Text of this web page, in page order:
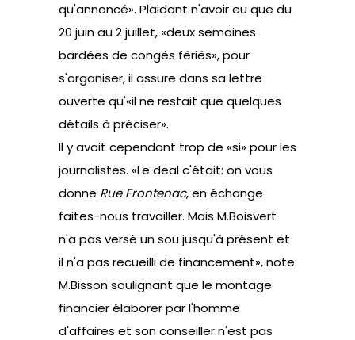
qu'annoncé». Plaidant n'avoir eu que du
20 juin au 2 juillet, «deux semaines
bardées de congés fériés», pour
s'organiser, il assure dans sa lettre
ouverte qu'«il ne restait que quelques
détails à préciser».
Il y avait cependant trop de «si» pour les
journalistes. «Le deal c'était: on vous
donne Rue Frontenac, en échange
faites-nous travailler. Mais M.Boisvert
n'a pas versé un sou jusqu'à présent et
il n'a pas recueilli de financement», note
M.Bisson soulignant que le montage
financier élaborer par l'homme
d'affaires et son conseiller n'est pas